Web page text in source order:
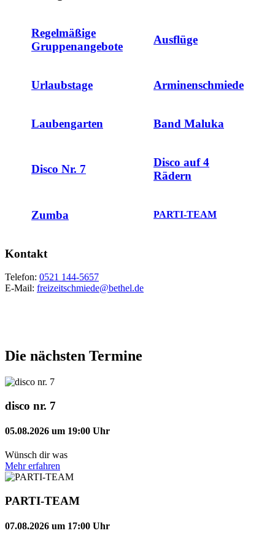
Regelmäßige
Gruppenangebote
Ausflüge
Urlaubstage Arminenschmiede
Laubengarten Band Maluka
Disco Nr. 7
Disco auf 4
Rädern
Zumba PARTI-TEAM
Kontakt
Telefon: 0521 144-5657
E-Mail: freizeitschmiede@bethel.de
Die nächsten Termine
disco nr. 7
05.08.2026 um 19:00 Uhr
Wünsch dir was
Mehr erfahren
PARTI-TEAM
07.08.2026 um 17:00 Uhr